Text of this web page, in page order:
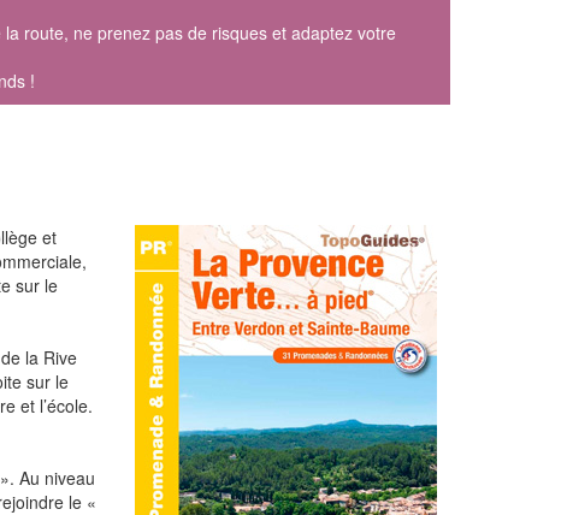
route, ne prenez pas de risques et adaptez votre
!
et
sur le
la Rive
sur le
et l’école.
Au niveau
le «